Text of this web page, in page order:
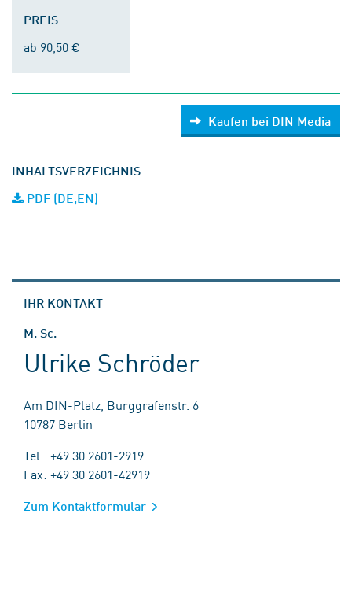
PREIS
ab 90,50 €
Kaufen bei DIN Media
INHALTSVERZEICHNIS
PDF (DE,EN)
IHR KONTAKT
M. Sc.
Ulrike Schröder
Am DIN-Platz, Burggrafenstr. 6
10787 Berlin
Tel.: +49 30 2601-2919
Fax: +49 30 2601-42919
Zum Kontaktformular